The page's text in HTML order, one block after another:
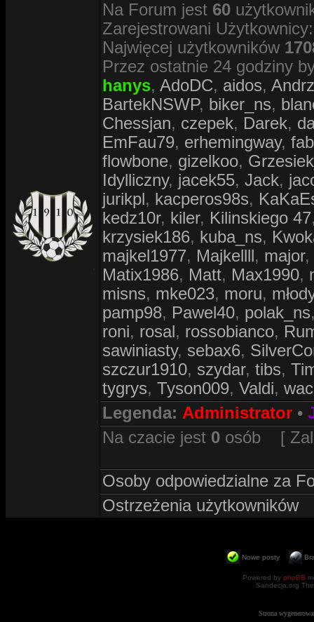
Na Forum jest 60
Zarejestrowani
Najwięcej użytkowników
Przez ostatnie 24 godziny
hanys, AdoDC, aidos,
BartekNSWP, biker_ns,
Chessjan, czepek, Darek,
EmFau79, erhemingway,
flowbone, gizelkoo,
Idylliczny, jacek55, Jack,
jurikpl, kacperos98s,
kedz10r, kiler, Kilinskiego 47
krzysiek186, kuba_ns,
majkel1977, Majkellll, major,
Matix1986, Matt, Max1990,
misns, mke023, moru,
pamp98, Pawel40, polak_ns
roni, rosal, rossobianco,
sawiniasty, sebax6,
szczur1910, szydar, tibs,
tygrys, Tyson009, Valdi,
Legenda: Administrator •
Na czacie jest 0 osób [
Osoby odpowiedzialne za
Ostrzeżenia użytkowników
Nowe posty
Powered by phpBB
Sandecja.org
Strona